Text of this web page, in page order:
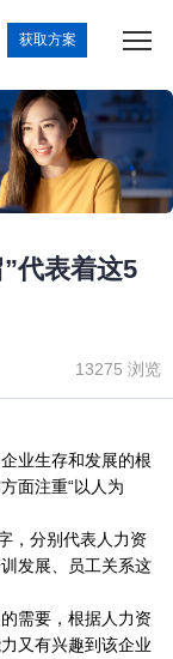
获取方案
代表着这5
13275 浏览
业生存和发展的根
面注重“以人为
，分别代表人力资
发展、员工关系这
需要，根据人力资
又有兴趣到该企业